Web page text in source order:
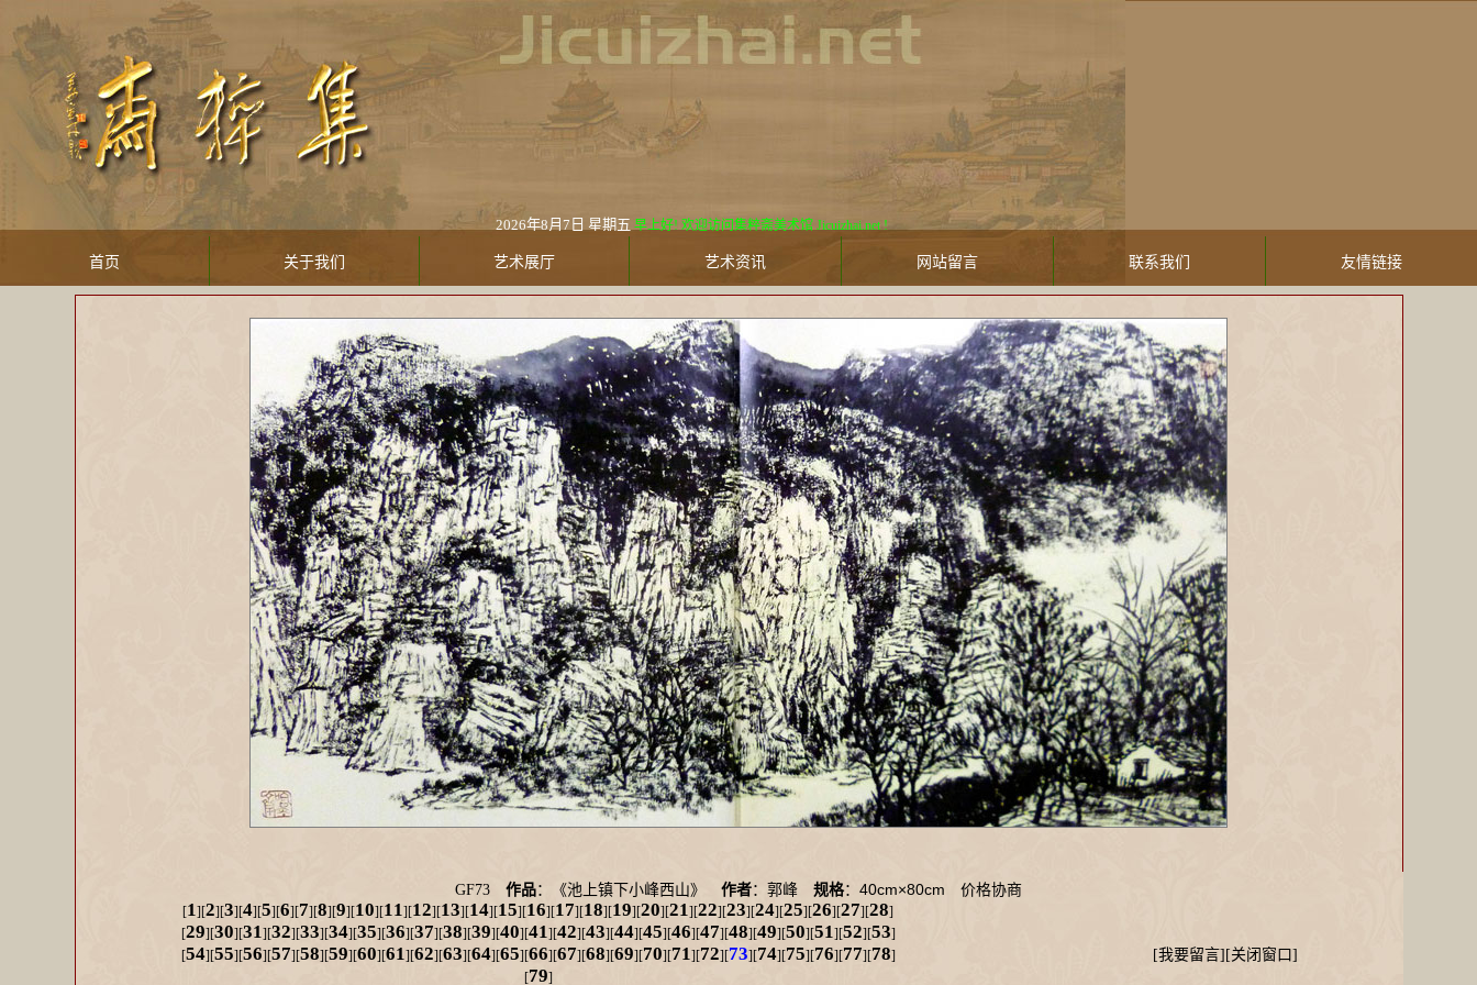
2026年8月7日 星期五 早上好! 欢迎访问集粹斋美术馆 Jicuizhai.net !
首页 关于我们 艺术展厅 艺术资讯 网站留言 联系我们 友情链接
GF73 作品：《池上镇下小峰西山》 作者：郭峰 规格： 40cm×80cm 价格协商
[1][2][3][4][5][6][7][8][9][10][11][12][13][14][15][16][17][18][19][20][21][22][23][24][25][26][27][28]
[29][30][31][32][33][34][35][36][37][38][39][40][41][42][43][44][45][46][47][48][49][50][51][52][53]
[54][55][56][57][58][59][60][61][62][63][64][65][66][67][68][69][70][71][72][73][74][75][76][77][78]
[79]
[我要留言][关闭窗口]